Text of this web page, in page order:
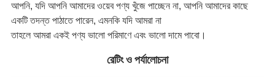
আপনি, যদি আপনি আমাদের ওয়েব পণ্য খুঁজে পাচ্ছেন না, আপনি আমাদের কাছে
একটি তদন্ত পাঠাতে পারেন, এমনকি যদি আমরা না
তাহলে আমরা একই পণ্য ভালো পরিমাণে এবং ভালো দামে পাবো।
রেটিং ও পর্যালোচনা